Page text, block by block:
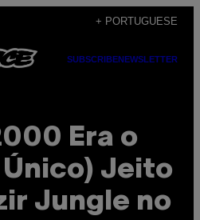
+ PORTUGUESE
SUBSCRIBENEWSLETTER
Era o
Único) Jeito
Jungle no